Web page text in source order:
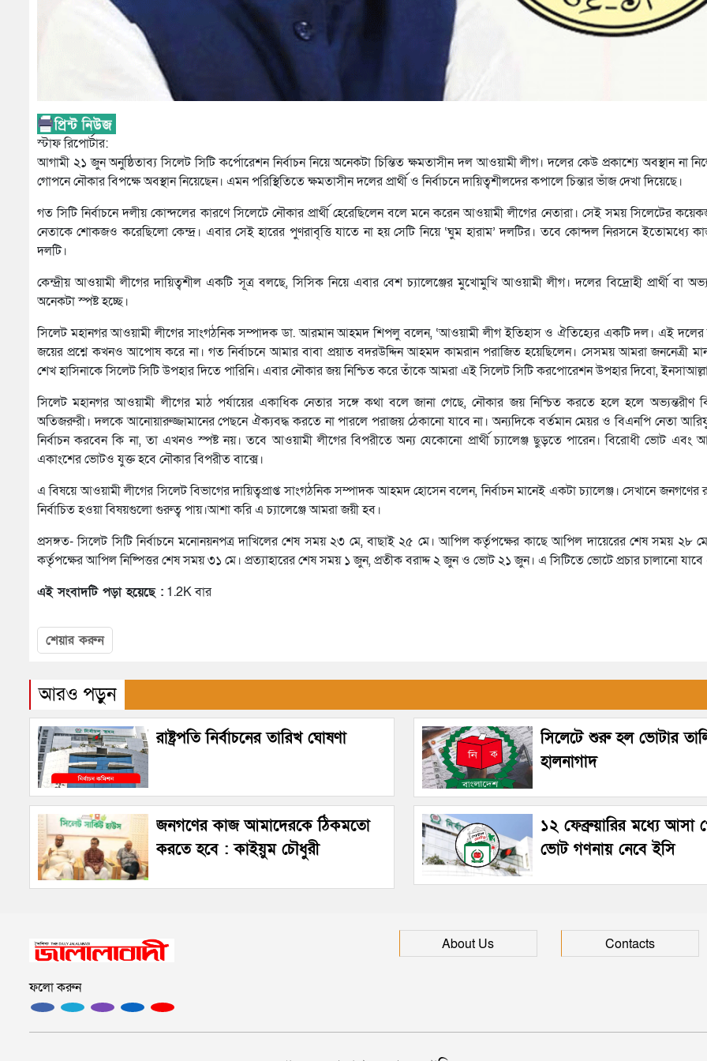
স্টাফ রিপোর্টার:
আগামী ২১ জুন অনুষ্ঠিতাব্য সিলেট সিটি কর্পোরেশন নির্বাচন নিয়ে অনেকটা চিন্তিত ক্ষমতাসীন দল আওয়ামী লীগ। দলের কেউ প্রকাশ্যে অবস্থান না
গোপনে নৌকার বিপক্ষে অবস্থান নিয়েছেন। এমন পরিস্থিতিতে ক্ষমতাসীন দলের প্রার্থী ও নির্বাচনে দায়িত্বশীলদের কপালে চিন্তার ভাঁজ দেখা দিয়েছে।
গত সিটি নির্বাচনে দলীয় কোন্দলের কারণে সিলেটে নৌকার প্রার্থী হেরেছিলেন বলে মনে করেন আওয়ামী লীগের নেতারা। সেই সময় সিলেটের
নেতাকে শোকজও করেছিলো কেন্দ্র। এবার সেই হারের পুণরাবৃত্তি যাতে না হয় সেটি নিয়ে ‘ঘুম হারাম’ দলটির। তবে কোন্দল নিরসনে ইতোমধ্যে
দলটি।
কেন্দ্রীয় আওয়ামী লীগের দায়িত্বশীল একটি সূত্র বলছে, সিসিক নিয়ে এবার বেশ চ্যালেঞ্জের মুখোমুখি আওয়ামী লীগ। দলের বিদ্রোহী প্রার্থী বা
অনেকটা স্পষ্ট হচ্ছে।
সিলেট মহানগর আওয়ামী লীগের সাংগঠনিক সম্পাদক ডা. আরমান আহমদ শিপলু বলেন, ‘আওয়ামী লীগ ইতিহাস ও ঐতিহ্যের একটি দল। এই দলের
জয়ের প্রশ্নে কখনও আপোষ করে না। গত নির্বাচনে আমার বাবা প্রয়াত বদরউদ্দিন আহমদ কামরান পরাজিত হয়েছিলেন। সেসময় আমরা জননেত্রী
শেখ হাসিনাকে সিলেট সিটি উপহার দিতে পারিনি। এবার নৌকার জয় নিশ্চিত করে তাঁকে আমরা এই সিলেট সিটি করপোরেশন উপহার দিবো,
সিলেট মহানগর আওয়ামী লীগের মাঠ পর্যায়ের একাধিক নেতার সঙ্গে কথা বলে জানা গেছে, নৌকার জয় নিশ্চিত করতে হলে হলে অভ্যন্তরীণ
অতিজরুরী। দলকে আনোয়ারুজ্জামানের পেছনে ঐক্যবদ্ধ করতে না পারলে পরাজয় ঠেকানো যাবে না। অন্যদিকে বর্তমান মেয়র ও বিএনপি নেতা
নির্বাচন করবেন কি না, তা এখনও স্পষ্ট নয়। তবে আওয়ামী লীগের বিপরীতে অন্য যেকোনো প্রার্থী চ্যালেঞ্জ ছুড়তে পারেন। বিরোধী ভোট এবং
একাংশের ভোটও যুক্ত হবে নৌকার বিপরীত বাক্সে।
এ বিষয়ে আওয়ামী লীগের সিলেট বিভাগের দায়িত্বপ্রাপ্ত সাংগঠনিক সম্পাদক আহমদ হোসেন বলেন, নির্বাচন মানেই একটা চ্যালেঞ্জ। সেখানে জনগণের
নির্বাচিত হওয়া বিষয়গুলো গুরুত্ব পায়।আশা করি এ চ্যালেঞ্জে আমরা জয়ী হব।
প্রসঙ্গত- সিলেট সিটি নির্বাচনে মনোনয়নপত্র দাখিলের শেষ সময় ২৩ মে, বাছাই ২৫ মে। আপিল কর্তৃপক্ষের কাছে আপিল দায়েরের শেষ সময়
কর্তৃপক্ষের আপিল নিষ্পিত্তর শেষ সময় ৩১ মে। প্রত্যাহারের শেষ সময় ১ জুন, প্রতীক বরাদ্দ ২ জুন ও ভোট ২১ জুন। এ সিটিতে ভোটে প্রচার চালানো
এই সংবাদটি পড়া হয়েছে : 1.2K বার
শেয়ার করুন
আরও পড়ুন
রাষ্ট্রপতি নির্বাচনের তারিখ ঘোষণা
সিলেটে শুরু হল ভোটার
হালনাগাদ
জনগণের কাজ আমাদেরকে ঠিকমতো
করতে হবে : কাইয়ুম চৌধুরী
১২ ফেব্রুয়ারির মধ্যে আসা
ভোট গণনায় নেবে ইসি
ফলো করুন
About Us Contacts